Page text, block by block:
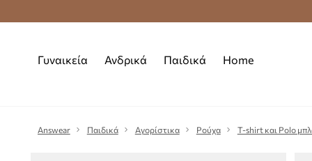
Δωρεάν
Γυναικεία Ανδρικά Παιδικά Home
Answear Παιδικά Αγορίστικα Ρούχα T-shirt και Polo